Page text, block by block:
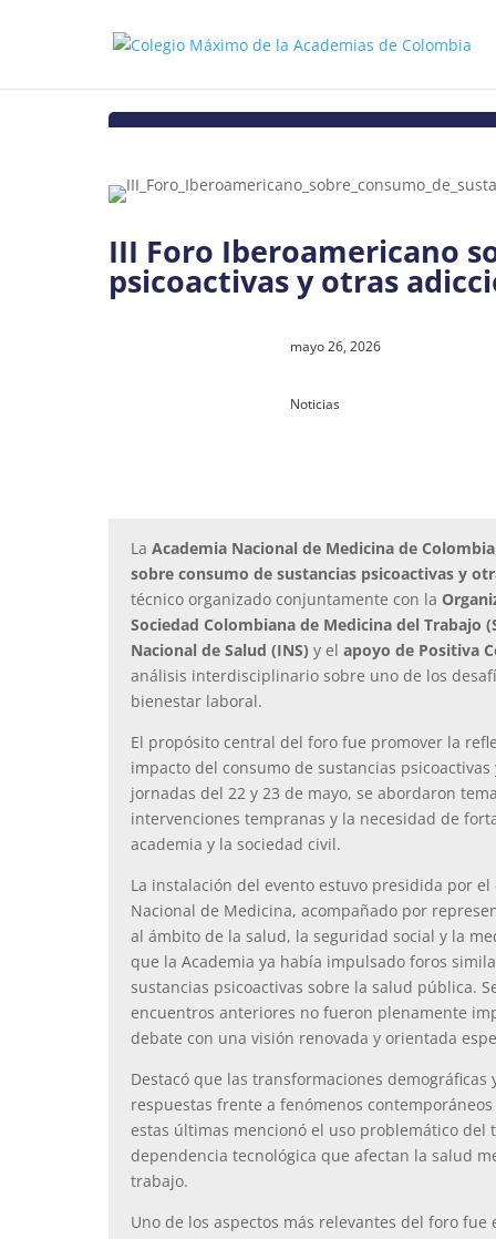
III Foro Iberoamericano
psicoactivas y otras
mayo 26, 2026
Noticias
La Academia Nacional de Medicina de Colombia
sobre consumo de sustancias psicoactivas y
técnico organizado conjuntamente con la
Sociedad Colombiana de Medicina del Trabajo
Nacional de Salud (INS) y el apoyo de Positiva
análisis interdisciplinario sobre uno de los
bienestar laboral.
El propósito central del foro fue promover la
impacto del consumo de sustancias
jornadas del 22 y 23 de mayo, se abordaron
intervenciones tempranas y la necesidad de
academia y la sociedad civil.
La instalación del evento estuvo presidida por
Nacional de Medicina, acompañado por
al ámbito de la salud, la seguridad social y la
que la Academia ya había impulsado foros
sustancias psicoactivas sobre la salud pública.
encuentros anteriores no fueron plenamente
debate con una visión renovada y orientada
Destacó que las transformaciones
respuestas frente a fenómenos
estas últimas mencionó el uso problemático
dependencia tecnológica que afectan la salud
trabajo.
Uno de los aspectos más relevantes del foro